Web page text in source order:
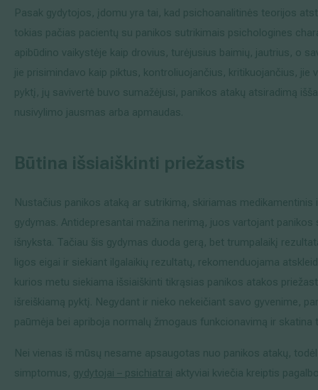
Pasak gydytojos, įdomu yra tai, kad psichoanalitinės teorijos
tokias pačias pacientų su panikos sutrikimais psichologines
apibūdino vaikystėje kaip drovius, turėjusius baimių, jautrius, o
jie prisimindavo kaip piktus, kontroliuojančius, kritikuojančius, jie
pyktį, jų savivertė buvo sumažėjusi, panikos atakų atsiradimą
nusivylimo jausmas arba apmaudas.
Būtina išsiaiškinti priežastis
Nustačius panikos ataką ar sutrikimą, skiriamas
gydymas. Antidepresantai mažina nerimą, juos vartojant
išnyksta. Tačiau šis gydymas duoda gerą, bet trumpalaikį
ligos eigai ir siekiant ilgalaikių rezultatų, rekomenduojama
kurios metu siekiama išsiaiškinti tikrąsias panikos atakos
išreiškiamą pyktį. Negydant ir nieko nekeičiant savo gyvenime,
paūmėja bei apriboja normalų žmogaus funkcionavimą ir
Nei vienas iš mūsų nesame apsaugotas nuo panikos atakų,
simptomus, gydytojai – psichiatrai aktyviai kviečia kreiptis